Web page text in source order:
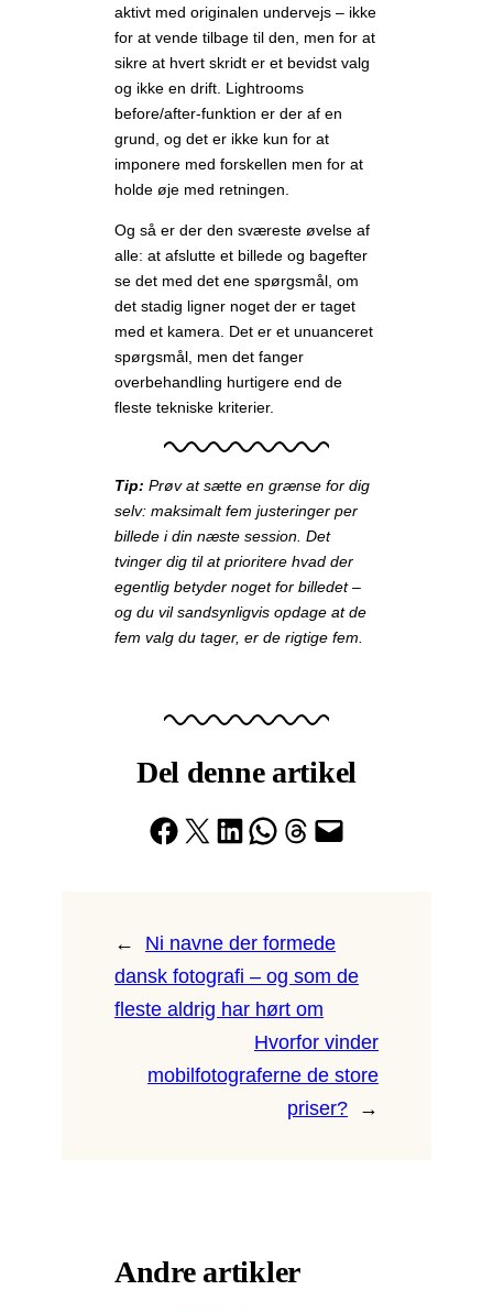
aktivt med originalen undervejs – ikke
for at vende tilbage til den, men for at
sikre at hvert skridt er et bevidst valg
og ikke en drift. Lightrooms
before/after-funktion er der af en
grund, og det er ikke kun for at
imponere med forskellen men for at
holde øje med retningen.
Og så er der den sværeste øvelse af
alle: at afslutte et billede og bagefter
se det med det ene spørgsmål, om
det stadig ligner noget der er taget
med et kamera. Det er et unuanceret
spørgsmål, men det fanger
overbehandling hurtigere end de
fleste tekniske kriterier.
Tip: Prøv at sætte en grænse for dig
selv: maksimalt fem justeringer per
billede i din næste session. Det
tvinger dig til at prioritere hvad der
egentlig betyder noget for billedet –
og du vil sandsynligvis opdage at de
fem valg du tager, er de rigtige fem.
Del denne artikel
Share on Facebook
Share on X Share on LinkedIn
Share on WhatsApp
Share on Threads
Email this Page
←
Ni navne der formede
dansk fotografi – og som de
fleste aldrig har hørt om
Hvorfor vinder
mobilfotograferne de store
priser?
→
Andre artikler